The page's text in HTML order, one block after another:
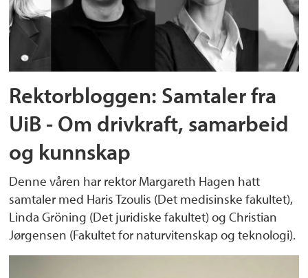
Rektorbloggen: Samtaler fra
UiB - Om drivkraft, samarbeid
og kunnskap
Denne våren har rektor Margareth Hagen hatt
samtaler med Haris Tzoulis (Det medisinske fakultet),
Linda Gröning (Det juridiske fakultet) og Christian
Jørgensen (Fakultet for naturvitenskap og teknologi).